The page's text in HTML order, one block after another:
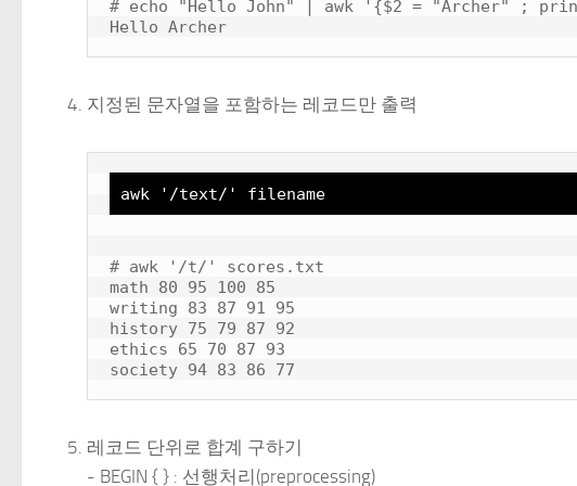
# echo "Hello John" | awk '{$2 = "Archer" ;
지정된 문자열을 포함하는 레코드만 출력
awk '/text/' filename
# awk '/t/' scores.txt
math 80 95 100 85
writing 83 87 91 95
history 75 79 87 92
ethics 65 70 87 93
레코드 단위로 합계 구하기
- BEGIN { } : 선행처리(preprocessing)